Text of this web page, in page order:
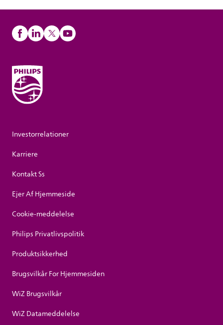
Investorrelationer
Karriere
Kontakt Ss
Ejer Af Hjemmeside
Cookie-meddelelse
Philips Privatlivspolitik
Produktsikkerhed
Brugsvilkår For Hjemmesiden
WiZ Brugsvilkår
WiZ Datameddelelse